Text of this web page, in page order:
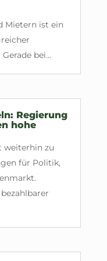
Mietern ist ein
bei...
Regierung
hohe
weiterhin zu
für Politik,